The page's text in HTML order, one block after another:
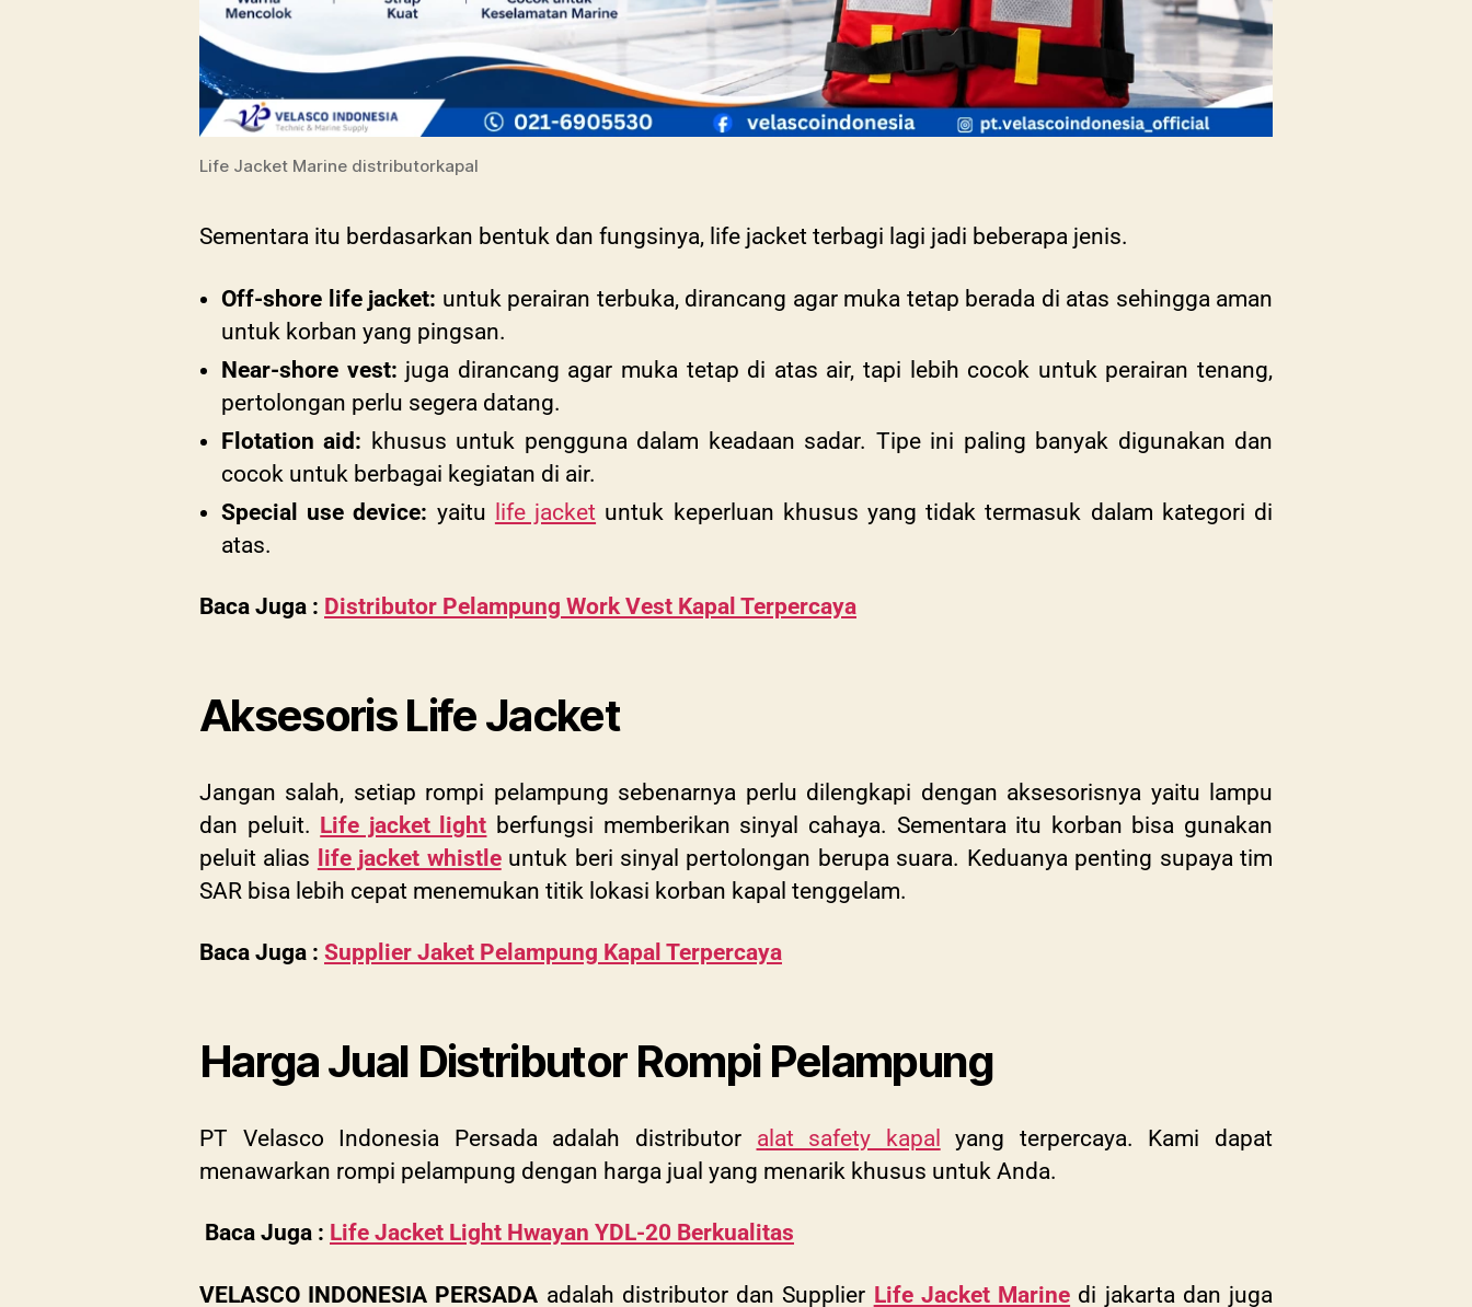
Life Jacket Marine distributorkapal
Sementara itu berdasarkan bentuk dan fungsinya, life jacket terbagi lagi jadi beberapa jenis.
Off-shore life jacket: untuk perairan terbuka, dirancang agar muka tetap berada di atas sehingga aman
untuk korban yang pingsan.
Near-shore vest: juga dirancang agar muka tetap di atas air, tapi lebih cocok untuk perairan tenang,
pertolongan perlu segera datang.
Flotation aid: khusus untuk pengguna dalam keadaan sadar. Tipe ini paling banyak digunakan dan
cocok untuk berbagai kegiatan di air.
Special use device: yaitu life jacket untuk keperluan khusus yang tidak termasuk dalam kategori di
atas.
Baca Juga : Distributor Pelampung Work Vest Kapal Terpercaya
Aksesoris Life Jacket
Jangan salah, setiap rompi pelampung sebenarnya perlu dilengkapi dengan aksesorisnya yaitu lampu
dan peluit. Life jacket light berfungsi memberikan sinyal cahaya. Sementara itu korban bisa gunakan
peluit alias
life jacket whistleuntuk beri sinyal pertolongan berupa suara. Keduanya penting supaya tim
SAR bisa lebih cepat menemukan titik lokasi korban kapal tenggelam.
Baca Juga : Supplier Jaket Pelampung Kapal Terpercaya
Harga Jual Distributor Rompi Pelampung
PT Velasco Indonesia Persada adalah distributor alat safety kapal
yang terpercaya. Kami dapat
menawarkan rompi pelampung dengan harga jual yang menarik khusus untuk Anda.
Baca Juga : Life Jacket Light Hwayan YDL-20 Berkualitas
VELASCO INDONESIA PERSADA adalah distributor dan Supplier Life Jacket Marine di jakarta dan juga